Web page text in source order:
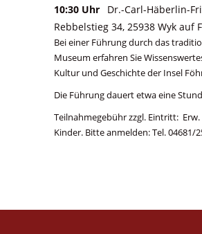
10:30 Uhr
Dr.-Carl-Häberlin-
Rebbelstieg 34, 25938 Wyk auf
Bei einer Führung durch das
Museum erfahren Sie
Kultur und Geschichte der Insel
Die Führung dauert etwa eine
Teilnahmegebühr zzgl. Eintritt: Erw.
Kinder. Bitte anmelden: Tel. 04681/